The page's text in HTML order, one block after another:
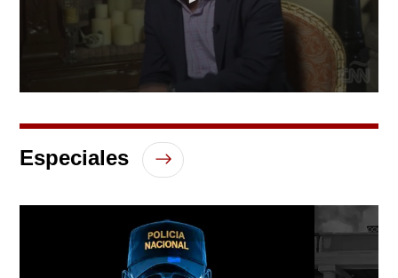
of
minutes,
15
Especiales